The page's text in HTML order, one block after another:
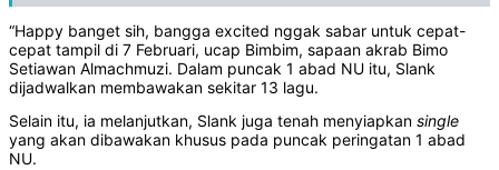
“Happy banget sih, bangga excited nggak sabar untuk cepat-
cepat tampil di 7 Februari, ucap Bimbim, sapaan akrab Bimo
Setiawan Almachmuzi. Dalam puncak 1 abad NU itu, Slank
dijadwalkan membawakan sekitar 13 lagu.
Selain itu, ia melanjutkan, Slank juga tenah menyiapkan single
yang akan dibawakan khusus pada puncak peringatan 1 abad
NU.